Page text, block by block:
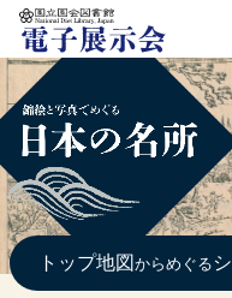
本文へ移動
トップ地図 からめぐる